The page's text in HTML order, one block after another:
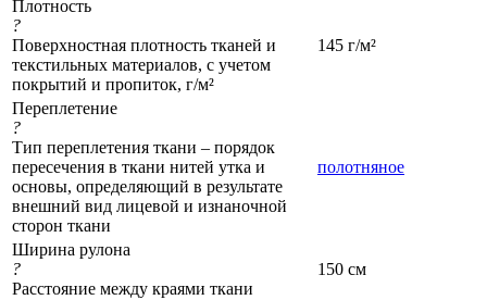
Плотность
?
Поверхностная плотность тканей и
текстильных материалов, с учетом
покрытий и пропиток, г/м²
145 г/м²
Переплетение
?
Тип переплетения ткани – порядок
пересечения в ткани нитей утка и
основы, определяющий в результате
внешний вид лицевой и изнаночной
сторон ткани
полотняное
Ширина рулона
?
Расстояние между краями ткани
150 см